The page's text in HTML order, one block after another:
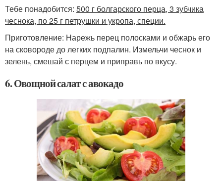
Тебе понадобится: 500 г болгарского перца, 3 зубчика
чеснока, по 25 г петрушки и укропа, специи.
Приготовление: Нарежь перец полосками и обжарь его
на сковороде до легких подпалин. Измельчи чеснок и
зелень, смешай с перцем и приправь по вкусу.
6. Овощной салат с авокадо